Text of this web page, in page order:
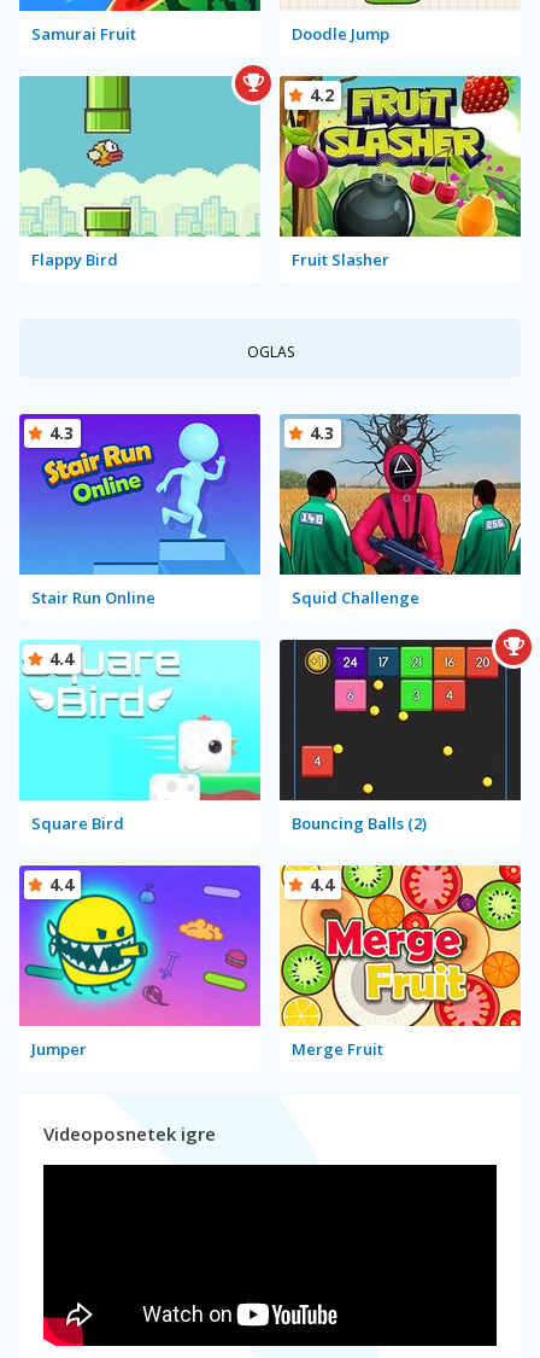
Samurai Fruit Doodle Jump
Flappy Bird Fruit Slasher
4.2
OGLAS
Stair Run Online
4.3
Squid Challenge
4.3
Square Bird
4.4
Bouncing Balls (2)
Jumper
4.4
Merge Fruit
4.4
Videoposnetek igre